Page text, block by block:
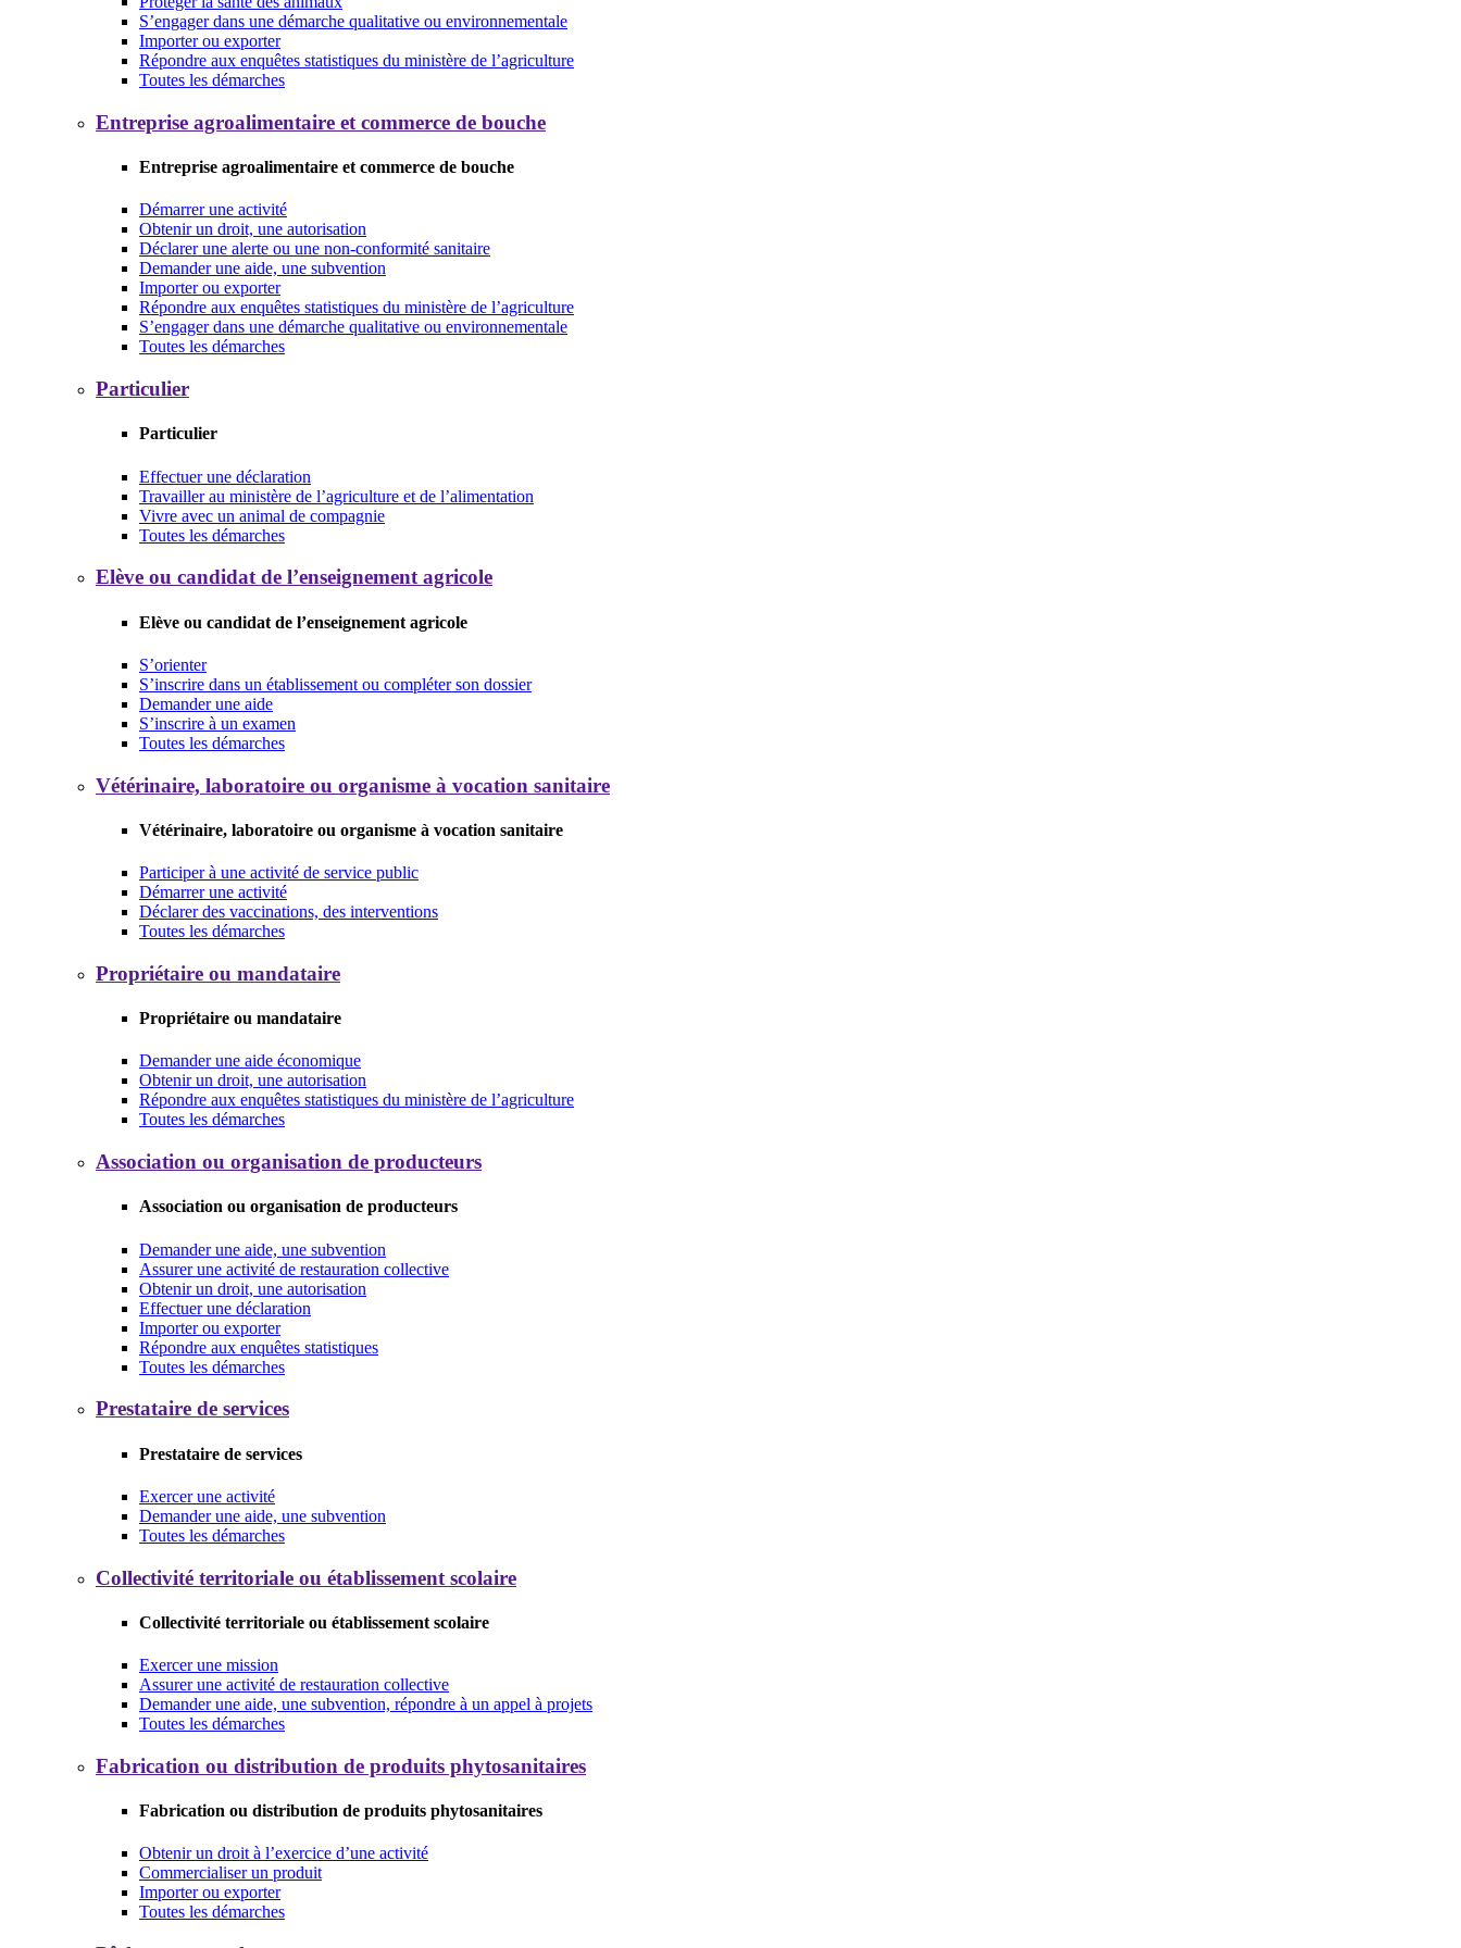
S’engager dans une démarche qualitative ou environnementale
Importer ou exporter
Répondre aux enquêtes statistiques du ministère de l’agriculture
Toutes les démarches
Entreprise agroalimentaire et commerce de bouche
Entreprise agroalimentaire et commerce de bouche
Démarrer une activité
Obtenir un droit, une autorisation
Déclarer une alerte ou une non-conformité sanitaire
Demander une aide, une subvention
Importer ou exporter
Répondre aux enquêtes statistiques du ministère de l’agriculture
S’engager dans une démarche qualitative ou environnementale
Toutes les démarches
Particulier
Particulier
Effectuer une déclaration
Travailler au ministère de l’agriculture et de l’alimentation
Vivre avec un animal de compagnie
Toutes les démarches
Elève ou candidat de l’enseignement agricole
Elève ou candidat de l’enseignement agricole
S’orienter
S’inscrire dans un établissement ou compléter son dossier
Demander une aide
S’inscrire à un examen
Toutes les démarches
Vétérinaire, laboratoire ou organisme à vocation sanitaire
Vétérinaire, laboratoire ou organisme à vocation sanitaire
Participer à une activité de service public
Démarrer une activité
Déclarer des vaccinations, des interventions
Toutes les démarches
Propriétaire ou mandataire
Propriétaire ou mandataire
Demander une aide économique
Obtenir un droit, une autorisation
Répondre aux enquêtes statistiques du ministère de l’agriculture
Toutes les démarches
Association ou organisation de producteurs
Association ou organisation de producteurs
Demander une aide, une subvention
Assurer une activité de restauration collective
Obtenir un droit, une autorisation
Effectuer une déclaration
Importer ou exporter
Répondre aux enquêtes statistiques
Toutes les démarches
Prestataire de services
Prestataire de services
Exercer une activité
Demander une aide, une subvention
Toutes les démarches
Collectivité territoriale ou établissement scolaire
Collectivité territoriale ou établissement scolaire
Exercer une mission
Assurer une activité de restauration collective
Demander une aide, une subvention, répondre à un appel à projets
Toutes les démarches
Fabrication ou distribution de produits phytosanitaires
Fabrication ou distribution de produits phytosanitaires
Obtenir un droit à l’exercice d’une activité
Commercialiser un produit
Importer ou exporter
Toutes les démarches